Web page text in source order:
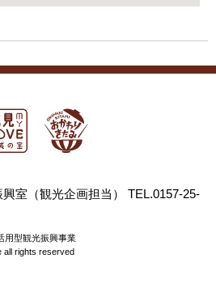
室（観光企画担当） TEL.0157-25-
用型観光振興事業
all rights reserved